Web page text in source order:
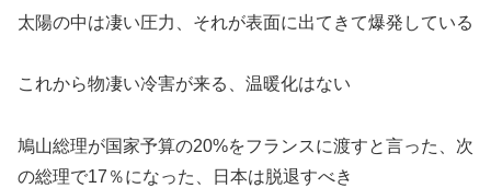
太陽の中は凄い圧力、それが表面に出てきて爆発している
これから物凄い冷害が来る、温暖化はない
鳩山総理が国家予算の20%をフランスに渡すと言った、次
の総理で17％になった、日本は脱退すべき